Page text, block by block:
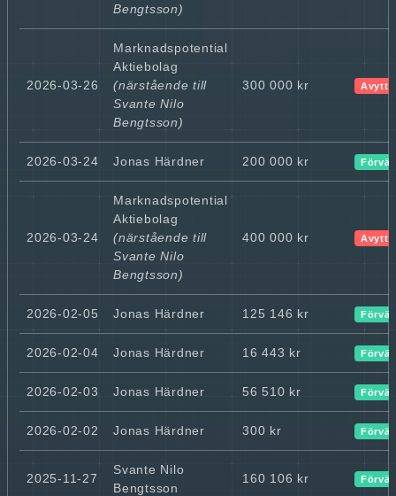
Bengtsson)
2026-03-26
Marknadspotential
Aktiebolag
(närstående till
Svante Nilo
Bengtsson)
300 000 kr
2026-03-24 Jonas Härdner 200 000 kr
2026-03-24
Marknadspotential
Aktiebolag
(närstående till
Svante Nilo
Bengtsson)
400 000 kr
2026-02-05 Jonas Härdner 125 146 kr
2026-02-04 Jonas Härdner 16 443 kr
2026-02-03 Jonas Härdner 56 510 kr
2026-02-02 Jonas Härdner 300 kr
2025-11-27
Svante Nilo
Bengtsson
160 106 kr